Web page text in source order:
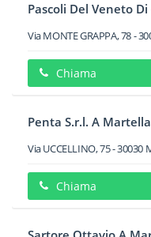
Pascoli Del Veneto
Via MONTE GRAPPA, 78-
Chiama
Penta S.r.l. A
Via UCCELLINO, 75-30030
Chiama